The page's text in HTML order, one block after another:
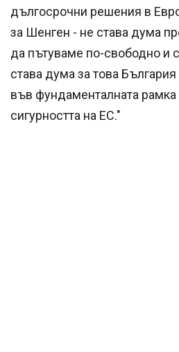
дългосрочни решения в
за Шенген - не става дума
да пътуваме по-свободно и
става дума за това
във фундаменталната рамка
сигурността на ЕС."